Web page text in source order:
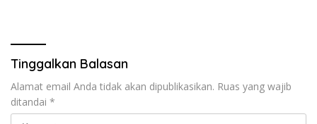
Tinggalkan Balasan
Alamat email Anda tidak akan dipublikasikan. Ruas yang wajib
ditandai *